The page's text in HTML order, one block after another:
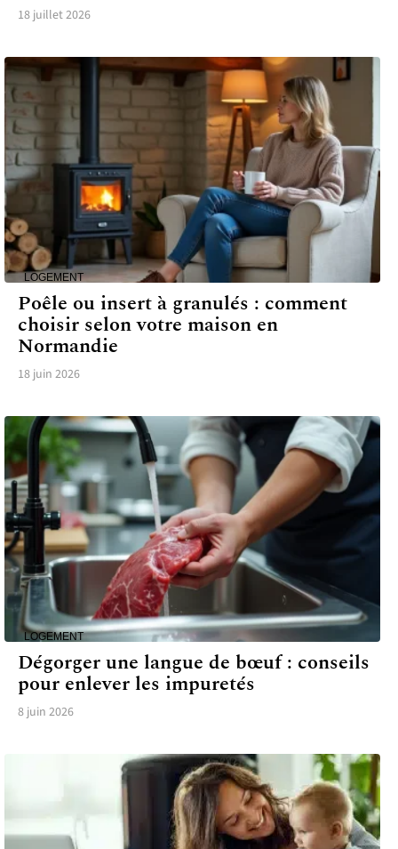
18 juillet 2026
LOGEMENT
Poêle ou insert à granulés : comment
choisir selon votre maison en
Normandie
18 juin 2026
LOGEMENT
Dégorger une langue de bœuf : conseils
pour enlever les impuretés
8 juin 2026